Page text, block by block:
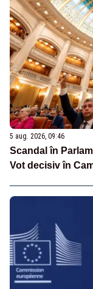
5 aug. 2026, 09:46
Scandal în
Vot decisiv în